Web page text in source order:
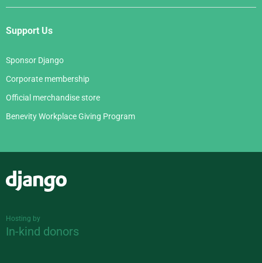
Support Us
Sponsor Django
Corporate membership
Official merchandise store
Benevity Workplace Giving Program
Hosting by
In-kind donors